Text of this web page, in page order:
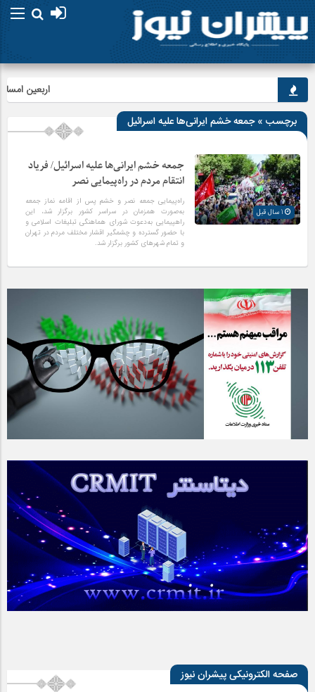
اربعین امسال
برچسب » جمعه خشم ایرانی‌ها علیه اسرائیل
جمعه خشم ایرانی‌ها علیه اسرائیل/ فریاد
انتقام مردم در راه‌پیمایی نصر
راه‌پیمایی جمعه نصر و خشم پس از اقامه نماز جمعه
به‌صورت همزمان در سراسر کشور برگزار شد، این
راهپیمایی به‌دعوت شورای هماهنگی تبلیغات اسلامی و
با حضور گسترده و چشمگیر اقشار مختلف مردم در تهران
و تمام شهرهای کشور برگزار شد.
صفحه الکترونیکی پیشران نیوز